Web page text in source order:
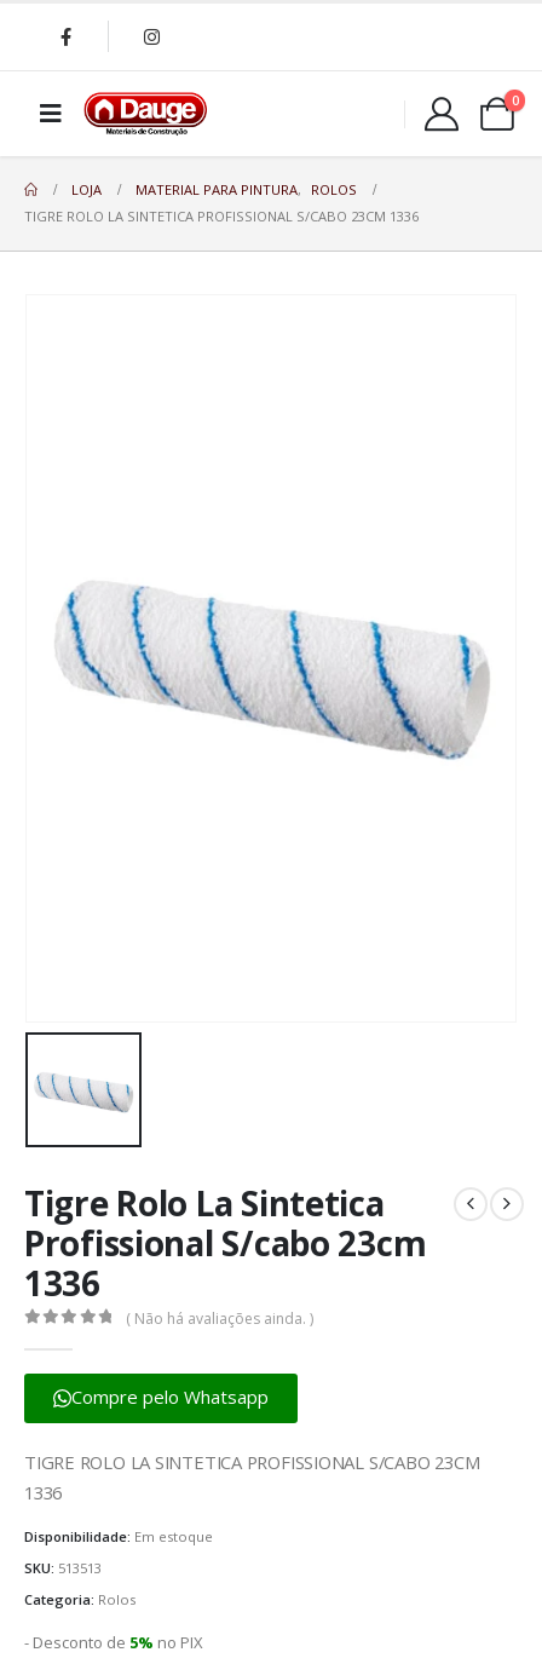
0
LOJA MATERIAL PARA PINTURA,
ROLOS
TIGRE ROLO LA SINTETICA PROFISSIONAL S/CABO 23CM 1336
Tigre Rolo La Sintetica
Profissional S/cabo 23cm
1336
( Não há avaliações ainda. )
Compre pelo Whatsapp
TIGRE ROLO LA SINTETICA PROFISSIONAL S/CABO 23CM
1336
Disponibilidade: Em estoque
SKU: 513513
Categoria: Rolos
- Desconto de 5% no PIX